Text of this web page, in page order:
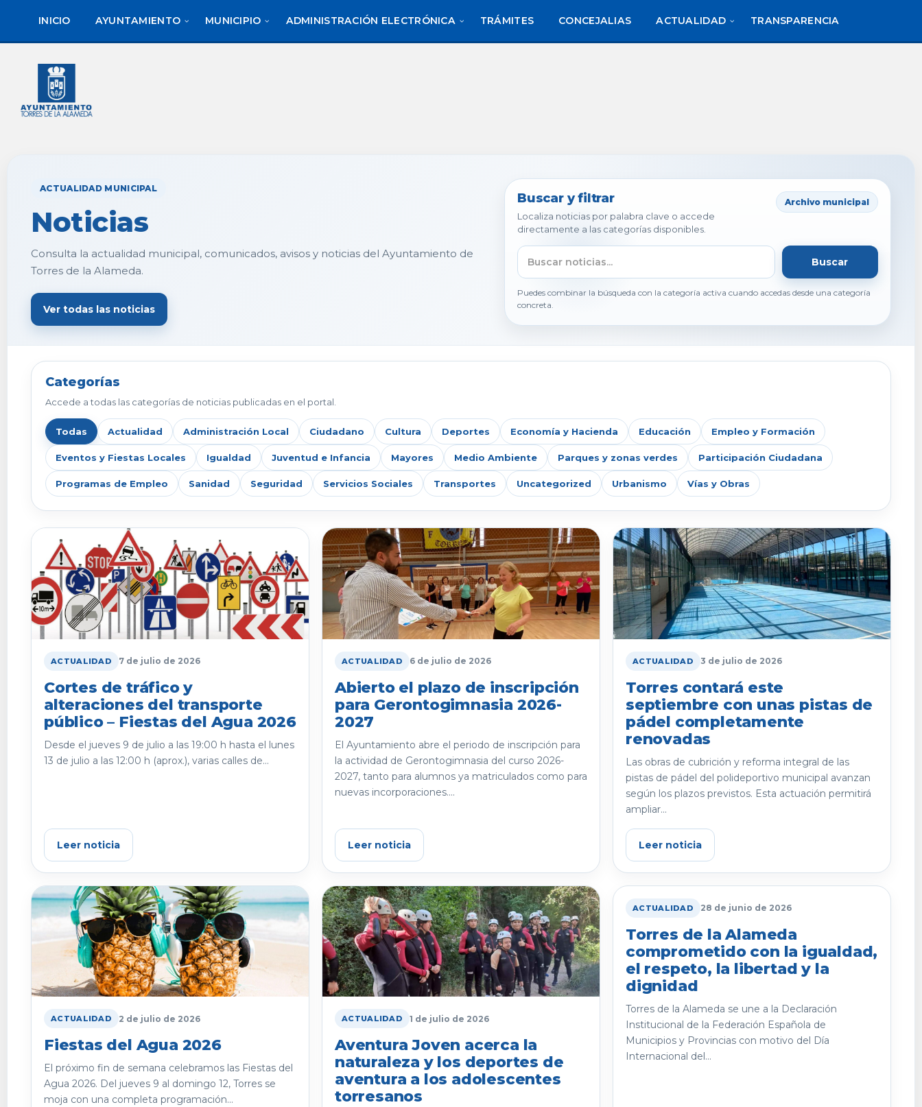
contenido
de
INICIO AYUNTAMIENTO MUNICIPIO ADMINISTRACIÓN ELECTRÓNICA TRÁMITES CONCEJALIAS ACTUALIDAD TRANSPARENCIA
ACTUALIDAD MUNICIPAL
Noticias
Consulta la actualidad municipal, comunicados, avisos y noticias del Ayuntamiento de
Torres de la Alameda.
Ver todas las noticias
Buscar y filtrar
Localiza noticias por palabra clave o accede
directamente a las categorías disponibles.
Archivo municipal
Buscar
Puedes combinar la búsqueda con la categoría activa cuando accedas desde una categoría
concreta.
Categorías
Accede a todas las categorías de noticias publicadas en el portal.
Todas Actualidad Administración Local Ciudadano Cultura Deportes Economía y Hacienda Educación Empleo y Formación
Eventos y Fiestas Locales Igualdad Juventud e Infancia Mayores Medio Ambiente Parques y zonas verdes Participación Ciudadana
Programas de Empleo Sanidad Seguridad Servicios Sociales Transportes Uncategorized Urbanismo Vías y Obras
ACTUALIDAD 7 de julio de 2026
Cortes de tráfico y
alteraciones del transporte
público – Fiestas del Agua 2026
Desde el jueves 9 de julio a las 19:00 h hasta el lunes
13 de julio a las 12:00 h (aprox.), varias calles de...
Leer noticia
ACTUALIDAD 6 de julio de 2026
Abierto el plazo de inscripción
para Gerontogimnasia 2026-
2027
El Ayuntamiento abre el periodo de inscripción para
la actividad de Gerontogimnasia del curso 2026-
2027, tanto para alumnos ya matriculados como para
nuevas incorporaciones....
Leer noticia
ACTUALIDAD 3 de julio de 2026
Torres contará este
septiembre con unas pistas de
pádel completamente
renovadas
Las obras de cubrición y reforma integral de las
pistas de pádel del polideportivo municipal avanzan
según los plazos previstos. Esta actuación permitirá
ampliar...
Leer noticia
ACTUALIDAD 2 de julio de 2026
Fiestas del Agua 2026
El próximo fin de semana celebramos las Fiestas del
Agua 2026. Del jueves 9 al domingo 12, Torres se
moja con una completa programación...
ACTUALIDAD 1 de julio de 2026
Aventura Joven acerca la
naturaleza y los deportes de
aventura a los adolescentes
torresanos
ACTUALIDAD 28 de junio de 2026
Torres de la Alameda
comprometido con la igualdad,
el respeto, la libertad y la
dignidad
Torres de la Alameda se une a la Declaración
Institucional de la Federación Española de
Municipios y Provincias con motivo del Día
Internacional del...